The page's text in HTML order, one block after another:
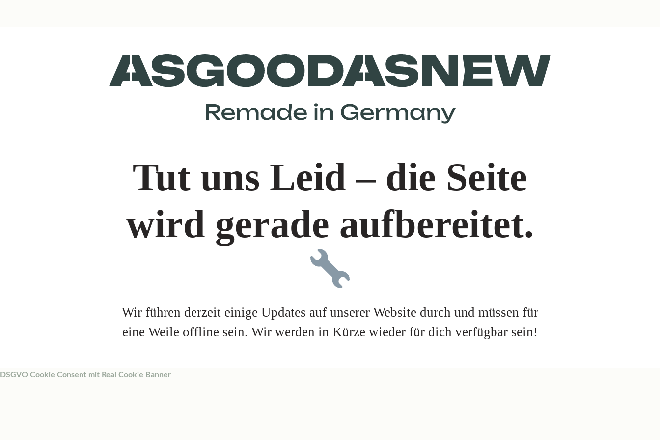
Tut uns Leid – die Seite
wird gerade aufbereitet.
Wir führen derzeit einige Updates auf unserer Website durch und müssen für
eine Weile offline sein. Wir werden in Kürze wieder für dich verfügbar sein!
DSGVO Cookie Consent mit Real Cookie Banner